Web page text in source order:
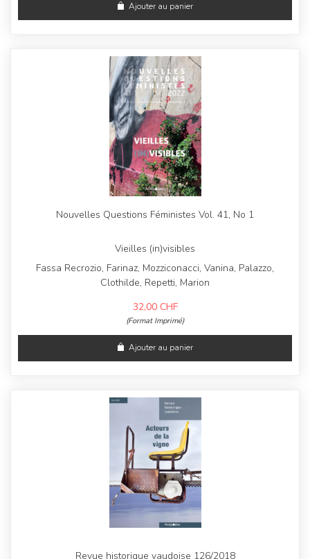
Ajouter au panier
Nouvelles Questions Féministes Vol. 41, No 1
Vieilles (in)visibles
Fassa Recrozio, Farinaz, Mozziconacci, Vanina, Palazzo,
Clothilde, Repetti, Marion
32,00 CHF
(Format Imprimé)
Ajouter au panier
Revue historique vaudoise 126/2018